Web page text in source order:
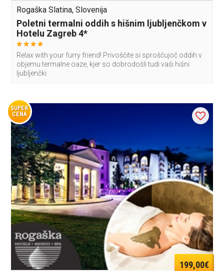
Rogaška Slatina, Slovenija
Poletni termalni oddih s hišnim ljubljenčkom v
Hotelu Zagreb 4*
Relax with your furry friend! Privoščite si sproščujoč oddih v
objemu termalne oaze, kjer so dobrodošli tudi vaši hišni
ljubljenčki
SUPER
CENA
199,00€